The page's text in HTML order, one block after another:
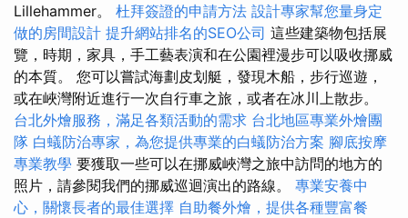
Lillehammer。 杜拜簽證的申請方法 設計專家幫您量身定
做的房間設計 提升網站排名的SEO公司 這些建築物包括展
覽，時期，家具，手工藝表演和在公園裡漫步可以吸收挪威
的本質。 您可以嘗試海劃皮划艇，發現木船，步行巡遊，
或在峽灣附近進行一次自行車之旅，或者在冰川上散步。
台北外燴服務，滿足各類活動的需求 台北地區專業外燴團
隊 白蟻防治專家，為您提供專業的白蟻防治方案 腳底按摩
專業教學 要獲取一些可以在挪威峽灣之旅中訪問的地方的
照片，請參閱我們的挪威巡迴演出的路線。 專業安養中
心，關懷長者的最佳選擇 自助餐外燴，提供各種豐富餐